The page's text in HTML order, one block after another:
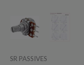
SR PASSIVES